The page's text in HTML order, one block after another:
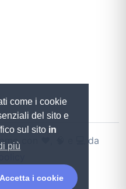
come i cookie
del sito e
sul sito in
più
i cookie
con ♥️, 🧠 e 💻 da